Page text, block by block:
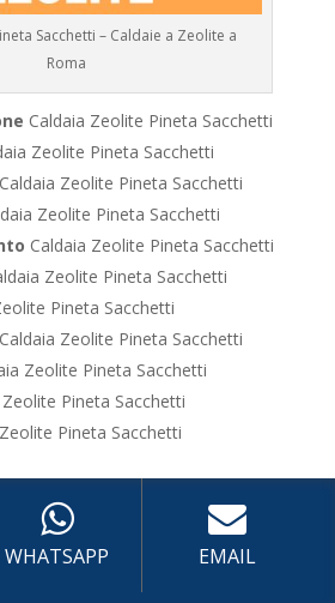
Sacchetti – Caldaie a Zeolite a
Roma
Caldaia Zeolite Pineta Sacchetti
Zeolite Pineta Sacchetti
Caldaia Zeolite Pineta Sacchetti
Zeolite Pineta Sacchetti
Caldaia Zeolite Pineta Sacchetti
Zeolite Pineta Sacchetti
Pineta Sacchetti
Caldaia Zeolite Pineta Sacchetti
Zeolite Pineta Sacchetti
Zeolite Pineta Sacchetti
Pineta Sacchetti
RICHIEDERE ASSISTENZA PER
LA TUA CALDAIA
WHATSAPP EMAIL